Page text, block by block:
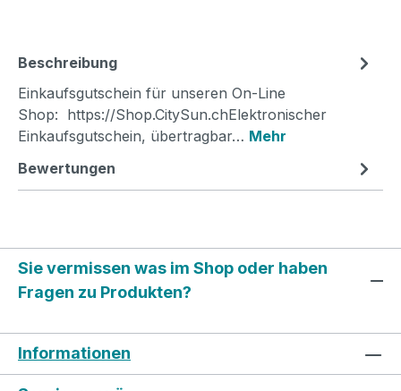
Beschreibung
Einkaufsgutschein für unseren On-Line
Shop: https://Shop.CitySun.chElektronischer
Einkaufsgutschein, übertragbar… Mehr
Bewertungen
Sie vermissen was im Shop oder haben
Fragen zu Produkten?
Informationen